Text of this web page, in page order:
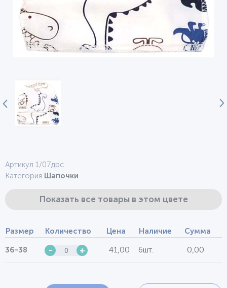
Артикул 1/07дрс
Категория Шапочки
Показать все товары в этом цвете
Размер Количество Цена Наличие Сумма
36-38 - + 41,00 6шт. 0,00